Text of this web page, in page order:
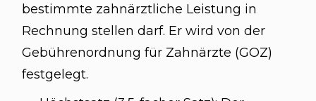
bestimmte zahnärztliche Leistung in
Rechnung stellen darf. Er wird von der
Gebührenordnung für Zahnärzte (GOZ)
festgelegt.